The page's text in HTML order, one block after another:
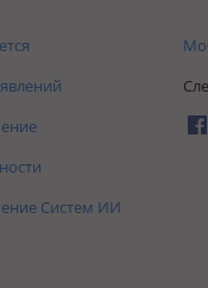
Систем ИИ